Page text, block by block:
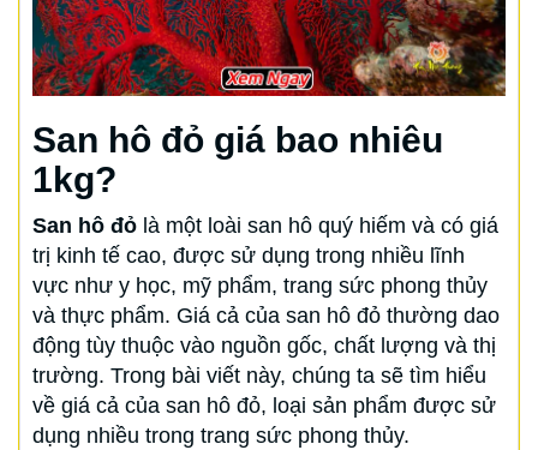
San hô đỏ giá bao nhiêu
1kg?
San hô đỏ là một loài san hô quý hiếm và có giá
trị kinh tế cao, được sử dụng trong nhiều lĩnh
vực như y học, mỹ phẩm, trang sức phong thủy
và thực phẩm. Giá cả của san hô đỏ thường dao
động tùy thuộc vào nguồn gốc, chất lượng và thị
trường. Trong bài viết này, chúng ta sẽ tìm hiểu
về giá cả của san hô đỏ, loại sản phẩm được sử
dụng nhiều trong trang sức phong thủy.